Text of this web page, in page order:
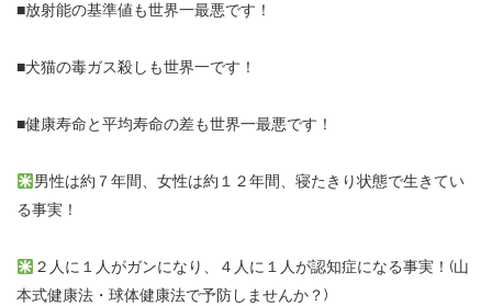
■放射能の基準値も世界一最悪です！
■犬猫の毒ガス殺しも世界一です！
■健康寿命と平均寿命の差も世界一最悪です！
男性は約７年間、女性は約１２年間、寝たきり状態で生きてい
る事実！
２人に１人がガンになり、４人に１人が認知症になる事実！(山
本式健康法・球体健康法で予防しませんか？)